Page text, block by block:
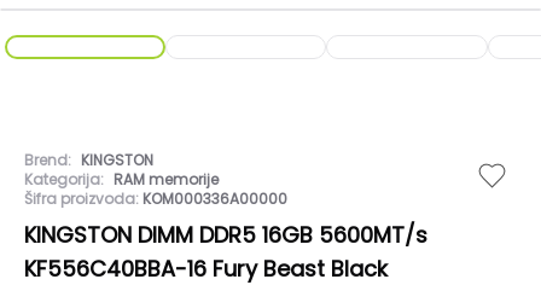
Brend: KINGSTON
Kategorija: RAM memorije
Šifra proizvoda: KOM000336A00000
KINGSTON DIMM DDR5 16GB 5600MT/s
KF556C40BBA-16 Fury Beast Black